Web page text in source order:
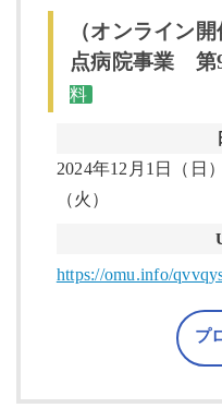
（オンライン
点病院事業 第
料
2024年12月1日（日
（火）
https://omu.info/
プ